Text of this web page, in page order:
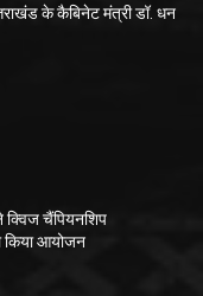
के कैबिनेट मंत्री डॉ. धन
चैंपियनशिप
किया आयोजन